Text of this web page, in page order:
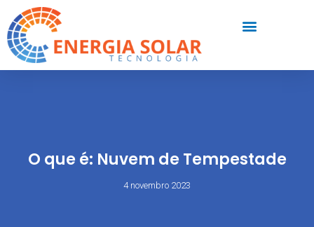
O que é: Nuvem de Tempestade
4 novembro 2023